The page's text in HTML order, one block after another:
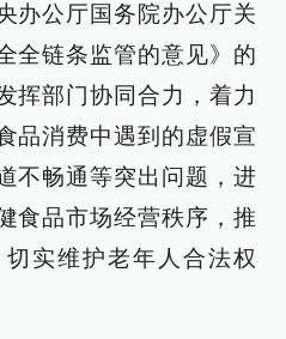
办公厅国务院办公厅关
全链条监管的意见》的
挥部门协同合力，着力
品消费中遇到的虚假宣
不畅通等突出问题，进
食品市场经营秩序，推
实维护老年人合法权